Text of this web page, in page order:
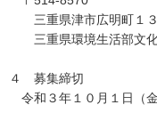
三重県津市広明町１３
三重県環境生活部文化
４ 募集締切
令和３年１０月１日（